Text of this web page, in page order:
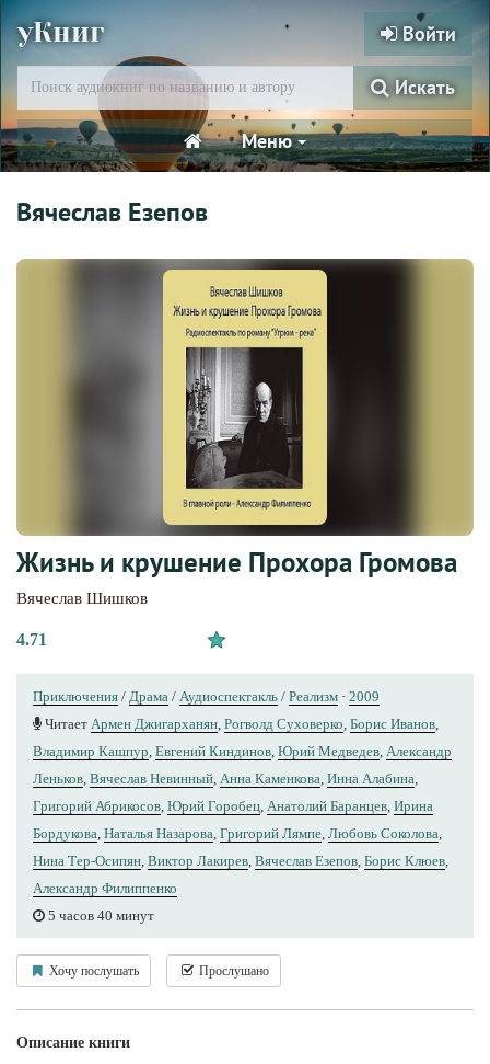
уКниг Войти
Искать
Меню
Вячеслав Езепов
Жизнь и крушение Прохора Громова
Вячеслав Шишков
4.71
Приключения / Драма / Аудиоспектакль / Реализм · 2009
Читает Армен Джигарханян Рогволд Суховерко Борис Иванов
Владимир Кашпур Евгений Киндинов Юрий Медведев Александр
Леньков Вячеслав Невинный Анна Каменкова Инна Алабина
Григорий Абрикосов Юрий Горобец Анатолий Баранцев Ирина
Бордукова Наталья Назарова Григорий Лямпе Любовь Соколова
Нина Тер-Осипян Виктор Лакирев Вячеслав Езепов Борис Клюев
Александр Филиппенко
5 часов 40 минут
Хочу послушать Прослушано
Описание книги